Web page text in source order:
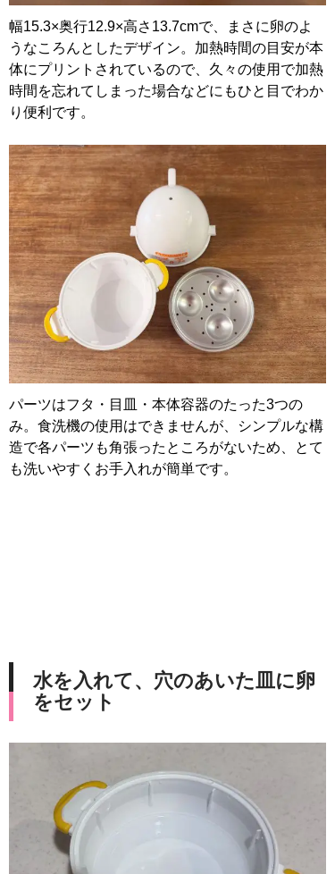
幅15.3×奥行12.9×高さ13.7cmで、まさに卵のよ
うなころんとしたデザイン。加熱時間の目安が本
体にプリントされているので、久々の使用で加熱
時間を忘れてしまった場合などにもひと目でわか
り便利です。
パーツはフタ・目皿・本体容器のたった3つの
み。食洗機の使用はできませんが、シンプルな構
造で各パーツも角張ったところがないため、とて
も洗いやすくお手入れが簡単です。
水を入れて、穴のあいた皿に卵
をセット